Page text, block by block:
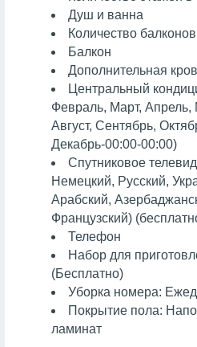
Душ и ванна
Количество
Балкон
Дополнительная
Центральный
Февраль, Март,
Август, Сентябрь,
Декабрь-00:00-00:00)
Спутниковое
Немецкий, Русский,
Арабский,
Французский)
Телефон
Набор для
(Бесплатно)
Уборка номера:
Покрытие пола:
ламинат